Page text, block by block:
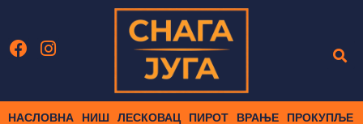
НАСЛОВНА НИШ ЛЕСКОВАЦ ПИРОТ ВРАЊЕ ПРОКУПЉЕ